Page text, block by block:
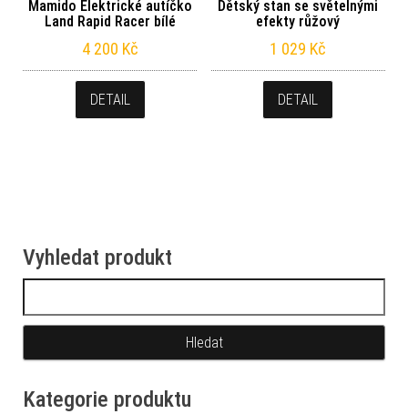
Mamido Elektrické autíčko
Land Rapid Racer bílé
4 200 Kč
DETAIL
Dětský stan se světelnými
efekty růžový
1 029 Kč
DETAIL
Vyhledat produkt
Kategorie produktu